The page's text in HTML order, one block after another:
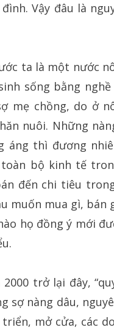
Vậy đâu là
ta là một nước
sống bằng
mẹ chồng, do ở
nuôi. Những
áng thì đương
bộ kinh tế
đến chi tiêu
muốn mua gì, bán
họ đồng ý mới
trở lại đây,
sợ nàng dâu,
mở cửa, các